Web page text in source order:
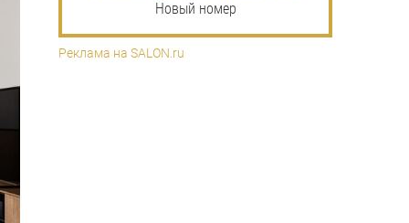
Новый номер
Реклама на SALON.ru